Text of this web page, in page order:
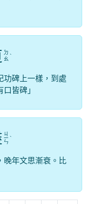
ㄉ
ㄠ ˋ
功碑上一樣，到處
皆碑」
ㄐ
ㄧ
ㄣ
ˋ
晚年文思漸衰。比